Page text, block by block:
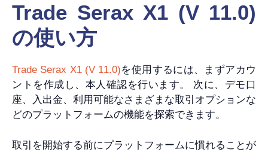
Trade Serax X1 (V 11.0)
の使い方
Trade Serax X1 (V 11.0)を使用するには、まずアカウ
ントを作成し、本人確認を行います。 次に、デモ口
座、入出金、利用可能なさまざまな取引オプションな
どのプラットフォームの機能を探索できます。
取引を開始する前にプラットフォームに慣れることが